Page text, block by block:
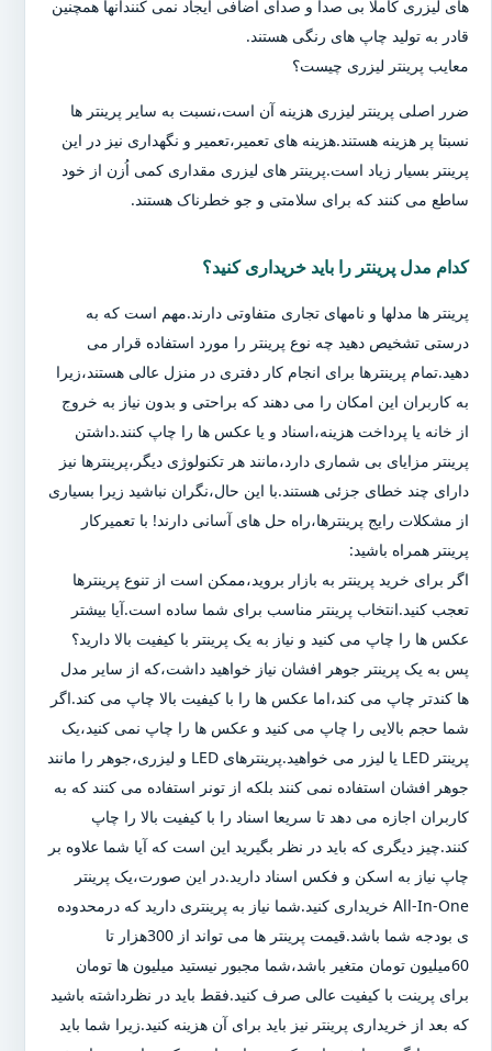
های لیزری کاملا بی صدا و صدای اضافی ایجاد نمی کنندآنها همچنین
قادر به تولید چاپ های رنگی هستند.
معایب پرینتر لیزری چیست؟
ضرر اصلی پرینتر لیزری هزینه آن است،نسبت به سایر پرینتر ها
نسبتا پر هزینه هستند.هزینه های تعمیر،تعمیر و نگهداری نیز در این
پرینتر بسیار زیاد است.پرینتر های لیزری مقداری کمی اُزن از خود
ساطع می کنند که برای سلامتی و جو خطرناک هستند.
کدام مدل پرینتر را باید خریداری کنید؟
پرینتر ها مدلها و نامهای تجاری متفاوتی دارند.مهم است که به
درستی تشخیص دهید چه نوع پرینتر را مورد استفاده قرار می
دهید.تمام پرینترها برای انجام کار دفتری در منزل عالی هستند،زیرا
به کاربران این امکان را می دهند که براحتی و بدون نیاز به خروج
از خانه یا پرداخت هزینه،اسناد و یا عکس ها را چاپ کنند.داشتن
پرینتر مزایای بی شماری دارد،مانند هر تکنولوژی دیگر،پرینترها نیز
دارای چند خطای جزئی هستند.با این حال،نگران نباشید زیرا بسیاری
از مشکلات رایج پرینترها،راه حل های آسانی دارند! با تعمیرکار
پرینتر همراه باشید:
اگر برای خرید پرینتر به بازار بروید،ممکن است از تنوع پرینترها
تعجب کنید.انتخاب پرینتر مناسب برای شما ساده است.آیا بیشتر
عکس ها را چاپ می کنید و نیاز به یک پرینتر با کیفیت بالا دارید؟
پس به یک پرینتر جوهر افشان نیاز خواهید داشت،که از سایر مدل
ها کندتر چاپ می کند،اما عکس ها را با کیفیت بالا چاپ می کند.اگر
شما حجم بالایی را چاپ می کنید و عکس ها را چاپ نمی کنید،یک
پرینتر LED یا لیزر می خواهید.پرینترهای LED و لیزری،جوهر را مانند
جوهر افشان استفاده نمی کنند بلکه از تونر استفاده می کنند که به
کاربران اجازه می دهد تا سریعا اسناد را با کیفیت بالا را چاپ
کنند.چیز دیگری که باید در نظر بگیرید این است که آیا شما علاوه بر
چاپ نیاز به اسکن و فکس اسناد دارید.در این صورت،یک پرینتر
All-In-One خریداری کنید.شما نیاز به پرینتری دارید که درمحدوده
ی بودجه شما باشد.قیمت پرینتر ها می تواند از 300هزار تا
60میلیون تومان متغیر باشد،شما مجبور نیستید میلیون ها تومان
برای پرینت با کیفیت عالی صرف کنید.فقط باید در نظرداشته باشید
که بعد از خریداری پرینتر نیز باید برای آن هزینه کنید.زیرا شما باید